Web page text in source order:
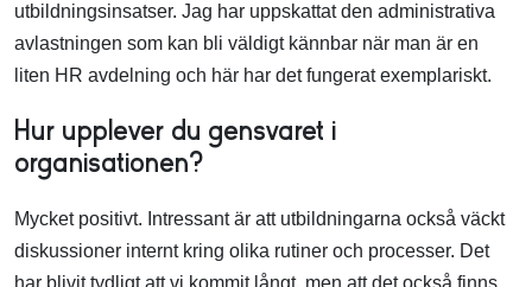
utbildningsinsatser. Jag har uppskattat den administrativa
avlastningen som kan bli väldigt kännbar när man är en
liten HR avdelning och här har det fungerat exemplariskt.
Hur upplever du gensvaret i
organisationen?
Mycket positivt. Intressant är att utbildningarna också väckt
diskussioner internt kring olika rutiner och processer. Det
har blivit tydligt att vi kommit långt, men att det också finns